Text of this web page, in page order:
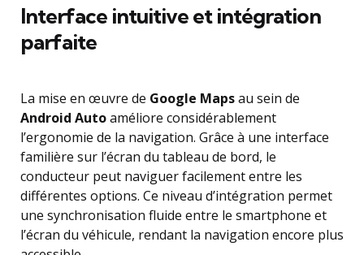
Interface intuitive et intégration
parfaite
La mise en œuvre de Google Mapsau sein de
Android Autoaméliore considérablement
l’ergonomie de la navigation. Grâce à une interface
familière sur l’écran du tableau de bord, le
conducteur peut naviguer facilement entre les
différentes options. Ce niveau d’intégration permet
une synchronisation fluide entre le smartphone et
l’écran du véhicule, rendant la navigation encore plus